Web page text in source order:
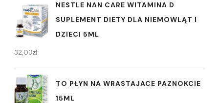
NESTLE NAN CARE WITAMINA D
SUPLEMENT DIETY DLA NIEMOWLĄT I
DZIECI 5ML
32,03zł
TO PŁYN NA WRASTAJACE PAZNOKCIE
15ML